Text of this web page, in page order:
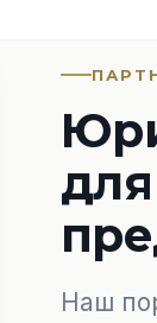
Наш